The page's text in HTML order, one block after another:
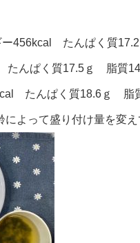
ー456kcal たんぱく質
たんぱく質17.5ｇ 脂質
たんぱく質18.6ｇ 脂
によって盛り付け量を変